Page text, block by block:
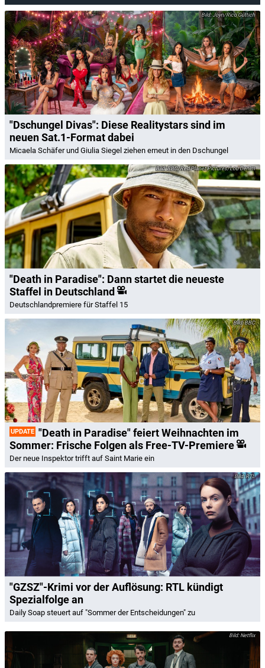
Joyn/Rico Güttich
"Dschungel Divas": Diese Realitystars sind im
neuen Sat.1-Format dabei
Micaela Schäfer und Giulia Siegel ziehen erneut in den Dschungel
BBC/Red Planet Pictures/Lou Denim
"Death in Paradise": Dann startet die neueste
Staffel in Deutschland
Deutschlandpremiere für Staffel 15
BBC
UPDATE "Death in Paradise" feiert Weihnachten im
Sommer: Frische Folgen als Free-TV-Premiere
Der neue Inspektor trifft auf Saint Marie ein
RTL
"GZSZ"-Krimi vor der Auflösung: RTL kündigt
Spezialfolge an
Daily Soap steuert auf "Sommer der Entscheidungen" zu
Netflix